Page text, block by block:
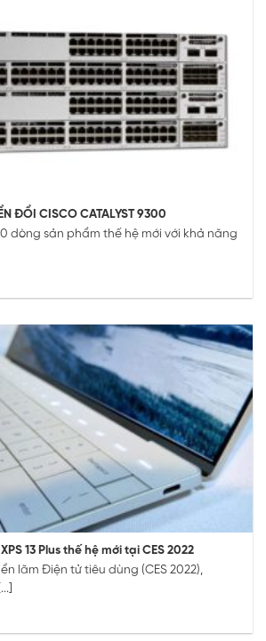
ĐỔI CISCO CATALYST 9300
dòng sản phẩm thế hệ mới với khả năng
13 Plus thế hệ mới tại CES 2022
lãm Điện tử tiêu dùng (CES 2022),